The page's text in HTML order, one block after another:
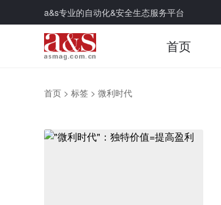
a&s专业的自动化&安全生态服务平台
首页
首页 > 标签 > 微利时代